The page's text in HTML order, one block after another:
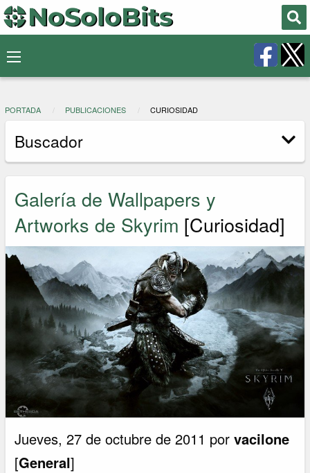
PORTADA PUBLICACIONES CURIOSIDAD
Buscador
Galería de Wallpapers y
Artworks de Skyrim [Curiosidad]
Jueves, 27 de octubre de 2011 porvacilone
[General]